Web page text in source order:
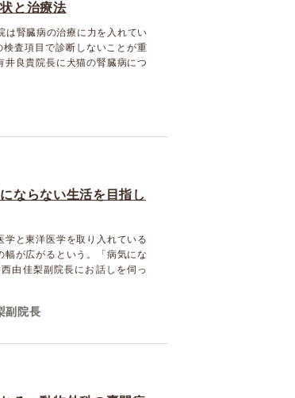
と治療法
は腎臓病の治療に力を入れてい
査項目で診断しないことが重
良貴院長に犬猫の腎臓病につ
ならない生活を目指し
と東洋医学を取り入れている
が広がるという。「病気にな
由佳梨副院長にお話しを伺っ
副院長